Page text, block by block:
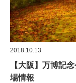
2018.10.13
【大阪】万博記
場情報